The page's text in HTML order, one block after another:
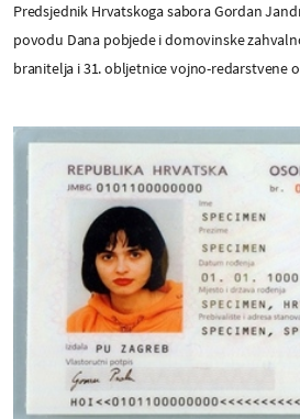
Predsjednik Hrvatskoga sabora Gordan
povodu Dana pobjede i domovinske
branitelja i 31. obljetnice vojno-redarstvene